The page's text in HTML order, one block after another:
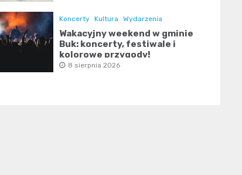
Koncerty Kultura Wydarzenia
Wakacyjny weekend w gminie
Buk: koncerty, festiwale i
kolorowe przygody!
8 sierpnia 2026